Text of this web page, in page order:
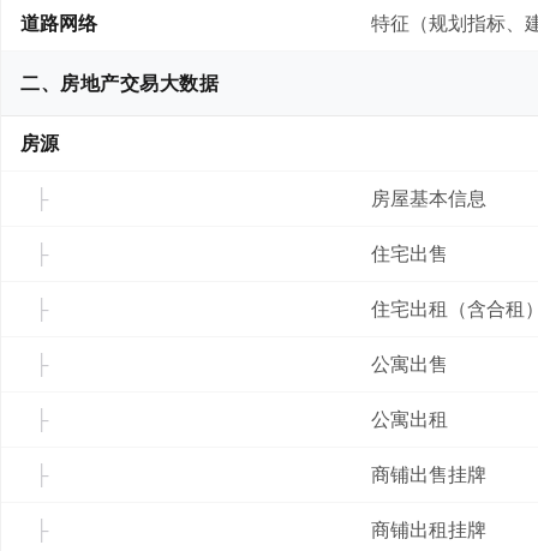
道路网络 特征（规划指标、
二、房地产交易大数据
房源
房屋基本信息
住宅出售
住宅出租（含合租
公寓出售
公寓出租
商铺出售挂牌
商铺出租挂牌